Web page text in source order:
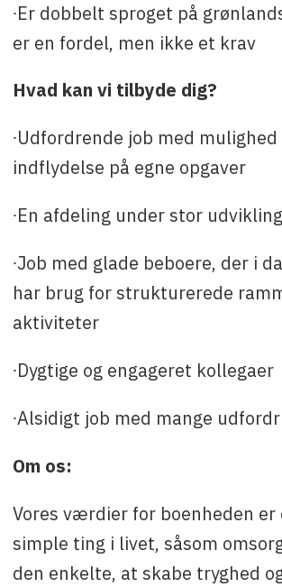
∙Er dobbelt sproget på
er en fordel, men ikke et krav
Hvad kan vi tilbyde dig?
∙Udfordrende job med
indflydelse på egne opgaver
∙En afdeling under stor udvikling
∙Job med glade beboere, der i
har brug for strukturerede
aktiviteter
∙Dygtige og engageret kollegaer
∙Alsidigt job med mange
Om os:
Vores værdier for boenheden er
simple ting i livet, såsom
den enkelte, at skabe tryghed